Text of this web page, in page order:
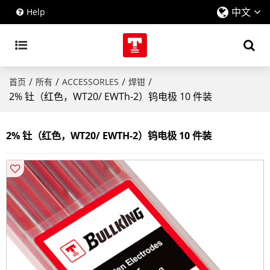
Help 中文
首页 / 所有 / ACCESSORLES / 焊钳 /
2% 钍（红色，WT20/ EWTh-2）钨电极 10 件装
2% 钍（红色，WT20/ EWTH-2）钨电极 10 件装